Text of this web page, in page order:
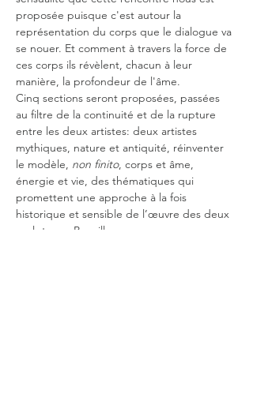
proposée puisque c'est autour la
représentation du corps que le dialogue va
se nouer. Et comment à travers la force de
ces corps ils révèlent, chacun à leur
manière, la profondeur de l'âme.
Cinq sections seront proposées, passées
au filtre de la continuité et de la rupture
entre les deux artistes: deux artistes
mythiques, nature et antiquité, réinventer
le modèle, non finito, corps et âme,
énergie et vie, des thématiques qui
promettent une approche à la fois
historique et sensible de l’œuvre des deux
sculpteurs. Par ailleurs nous pourrons